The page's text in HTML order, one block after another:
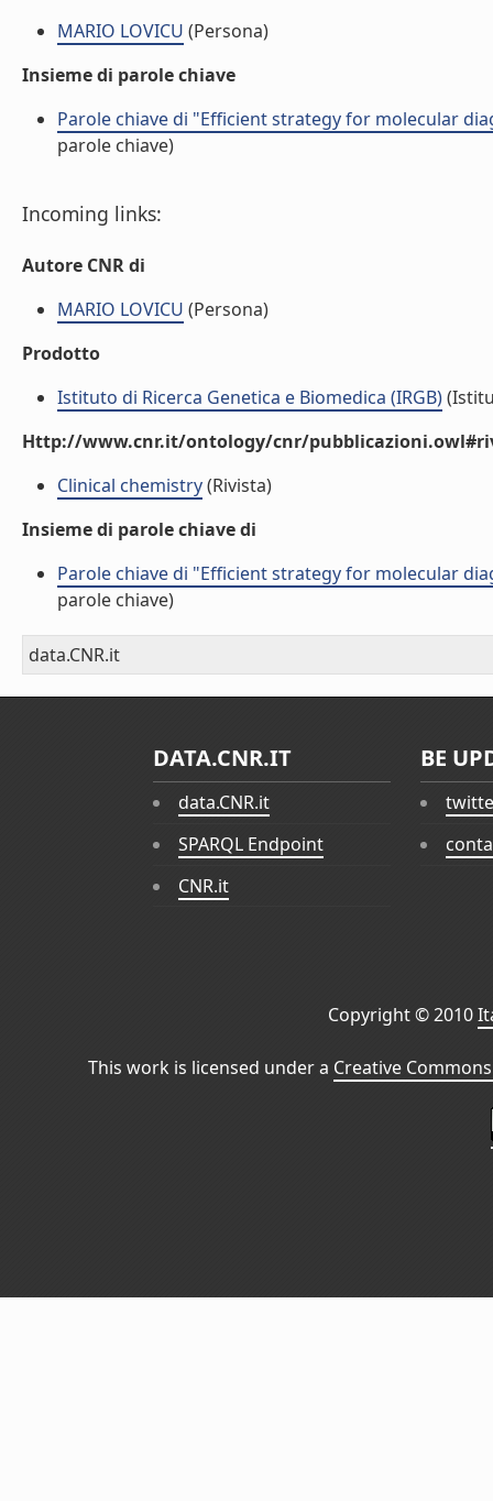
MARIO LOVICU (Persona)
Insieme di parole chiave
Parole chiave di "Efficient strategy for molecular
parole chiave)
Incoming links:
Autore CNR di
MARIO LOVICU (Persona)
Prodotto
Istituto di Ricerca Genetica e Biomedica (IRGB)
Http://www.cnr.it/ontology/cnr/
Clinical chemistry(Rivista)
Insieme di parole chiave di
Parole chiave di "Efficient strategy for molecular
parole chiave)
data.CNR.it
DATA.CNR.IT
data.CNR.it
SPARQL Endpoint
CNR.it
BE
Copyright © 2010
This work is licensed under a Creative